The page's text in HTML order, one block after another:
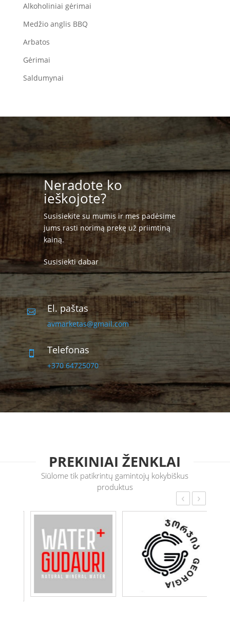
Alkoholiniai gėrimai
Medžio anglis BBQ
Arbatos
Gėrimai
Saldumynai
Neradote ko
ieškojote?
Susisiekite su mumis ir mes padėsime
jums rasti norimą prekę už priimtiną
kainą.
Susisiekti dabar
 El. paštas
avmarketas@gmail.com
 Telefonas
+370 64725070
PREKINIAI ŽENKLAI
Siūlome tik patikrintų gamintojų kokybiškus
produktus
‹ ›